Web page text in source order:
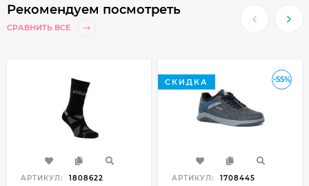
Рекомендуем посмотреть
СРАВНИТЬ ВСЕ
АРТИКУЛ: 1808622
-55%
СКИДКА
АРТИКУЛ: 1708445